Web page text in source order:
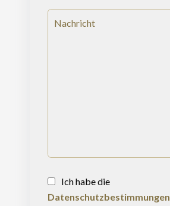
Ich habe die
Datenschutzbestimmungen